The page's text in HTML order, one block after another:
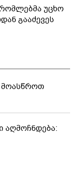
უცხო
გააძევეს
მოასწროთ
აღმოჩნდება: